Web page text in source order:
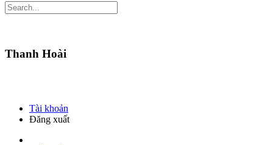
Thanh Hoài
Tài khoản
Đăng xuất